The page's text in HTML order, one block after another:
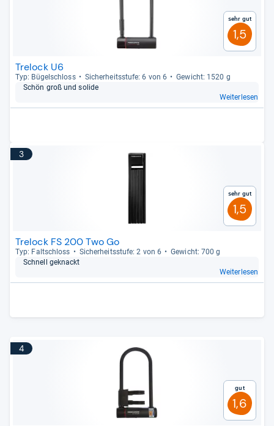
Sehr gut
1,5
Trelock U6
Typ: Bügel­schloss Sicher­heits­stufe: 6 von 6
Gewicht: 1520 g
Schön groß und solide
Weiterlesen
3
Sehr gut
1,5
Trelock FS 200 Two Go
Typ: Falt­schloss Sicher­heits­stufe: 2 von 6
Gewicht: 700 g
Schnell geknackt
Weiterlesen
4
Gut
1,6